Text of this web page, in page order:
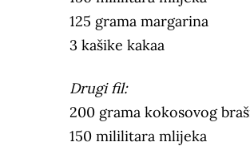
125 grama margarina
3 kašike kakaa
Drugi fil:
200 grama kokosovog
150 mililitara mlijeka